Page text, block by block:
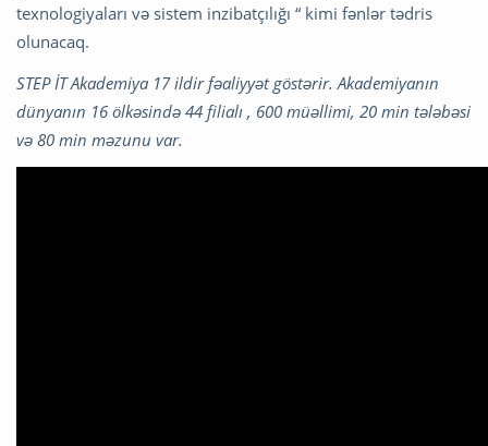
texnologiyaları və sistem inzibatçılığı “ kimi fənlər tədris
olunacaq.
STEP İT Akademiya 17 ildir fəaliyyət göstərir. Akademiyanın
dünyanın 16 ölkəsində 44 filialı , 600 müəllimi, 20 min tələbəsi
və 80 min məzunu var.